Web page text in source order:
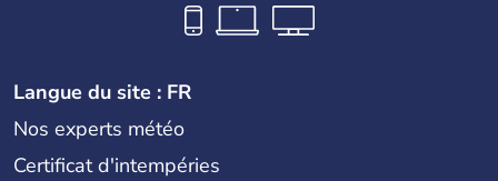
Langue du site : FR
Nos experts météo
Certificat d'intempéries